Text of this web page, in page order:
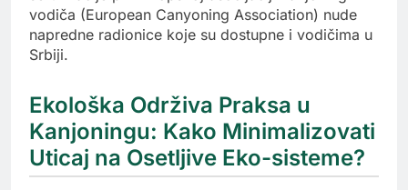
vodiča (European Canyoning Association) nude
napredne radionice koje su dostupne i vodičima u
Srbiji.
Ekološka Održiva Praksa u
Kanjoningu: Kako Minimalizovati
Uticaj na Osetljive Eko-sisteme?